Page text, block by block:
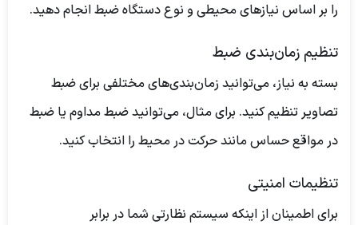
را بر اساس نیازهای محیطی و نوع دستگاه ضبط انجام دهید.
تنظیم زمان‌بندی ضبط
بسته به نیاز، می‌توانید زمان‌بندی‌های مختلفی برای ضبط
تصاویر تنظیم کنید. برای مثال، می‌توانید ضبط مداوم یا ضبط
در مواقع حساس مانند حرکت در محیط را انتخاب کنید.
تنظیمات امنیتی
برای اطمینان از اینکه سیستم نظارتی شما در برابر